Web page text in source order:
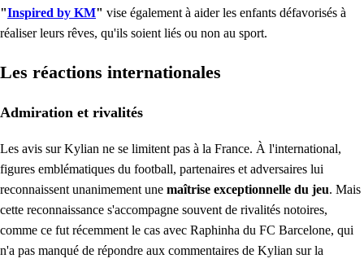
"Inspired by KM" vise également à aider les enfants défavorisés à
réaliser leurs rêves, qu'ils soient liés ou non au sport.
Les réactions internationales
Admiration et rivalités
Les avis sur Kylian ne se limitent pas à la France. À l'international,
figures emblématiques du football, partenaires et adversaires lui
reconnaissent unanimement une maîtrise exceptionnelle du jeu. Mais
cette reconnaissance s'accompagne souvent de rivalités notoires,
comme ce fut récemment le cas avec Raphinha du FC Barcelone, qui
n'a pas manqué de répondre aux commentaires de Kylian sur la